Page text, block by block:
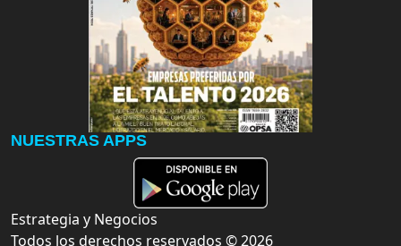
NUESTRAS APPS
Estrategia y Negocios
Todos los derechos reservados ©2026